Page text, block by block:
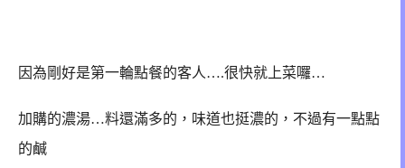
因為剛好是第一輪點餐的客人….很快就上菜囉…
加購的濃湯…料還滿多的，味道也挺濃的，不過有一點點
的鹹